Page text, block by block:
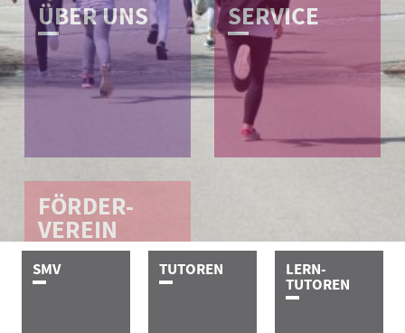
Ü­B­E­R­ ­U­N­S S­E­R­V­I­C­E
FÖRDER-
VEREIN
S­M­V T­U­T­O­R­E­N LERN-
TUTOREN